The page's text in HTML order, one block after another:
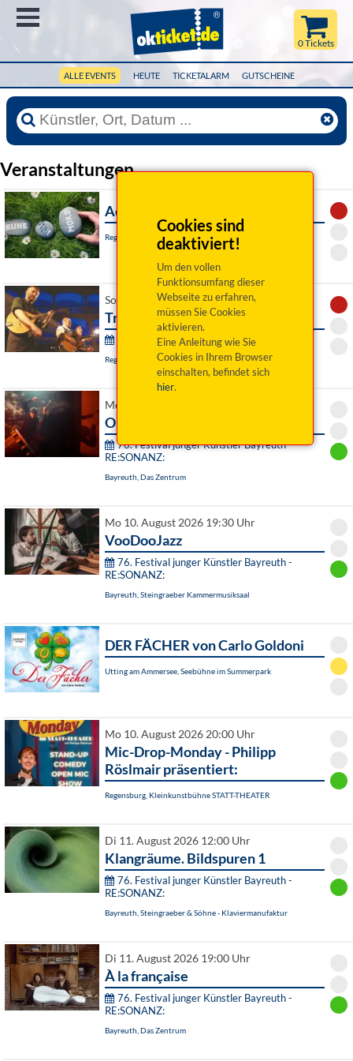
ALLE EVENTS HEUTE TICKETALARM GUTSCHEINE
0 Tickets
Cookies sind
deaktiviert!
Um den vollen
Funktionsumfang dieser
Webseite zu erfahren,
müssen Sie Cookies
aktivieren.
Eine Anleitung wie Sie
Cookies in Ihrem Browser
einschalten, befindet sich
hier.
Veranstaltungen
Achtsam Morden
Regensburg, Turmtheater
So 09. August 2026 19:30 Uhr
Trio Salato - una notte italiana
PALAZZO - Festival :
Regensburg, Thon-Dittmer-Palais
Mo 10. August 2026 19:00 Uhr
Omnia tempus habent
76. Festival junger Künstler Bayreuth -
RE:SONANZ:
Bayreuth, Das Zentrum
Mo 10. August 2026 19:30 Uhr
VooDooJazz
76. Festival junger Künstler Bayreuth -
RE:SONANZ:
Bayreuth, Steingraeber Kammermusiksaal
DER FÄCHER von Carlo Goldoni
Utting am Ammersee, Seebühne im Summerpark
Mo 10. August 2026 20:00 Uhr
Mic-Drop-Monday - Philipp
Röslmair präsentiert:
Regensburg, Kleinkunstbühne STATT-THEATER
Di 11. August 2026 12:00 Uhr
Klangräume. Bildspuren 1
76. Festival junger Künstler Bayreuth -
RE:SONANZ:
Bayreuth, Steingraeber & Söhne - Klaviermanufaktur
Di 11. August 2026 19:00 Uhr
À la française
76. Festival junger Künstler Bayreuth -
RE:SONANZ:
Bayreuth, Das Zentrum